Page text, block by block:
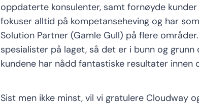
oppdaterte konsulenter, samt fornøyde
fokuser alltid på kompetanseheving og har
Solution Partner (Gamle Gull) på flere
spesialister på laget, så det er i bunn og
kundene har nådd fantastiske resultater
Sist men ikke minst, vil vi gratulere Cloudway